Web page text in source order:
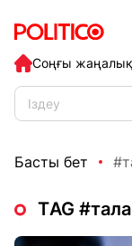
Соңғы
Басты бет
ТAG